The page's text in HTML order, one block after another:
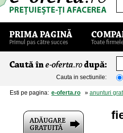
Cauta in sectiunile:
Esti pe pagina: e-oferta.ro » anunturi